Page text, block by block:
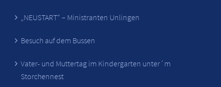
„NEUSTART“ – Ministranten Unlingen
Besuch auf dem Bussen
Vater- und Muttertag im Kindergarten unter´m
Storchennest